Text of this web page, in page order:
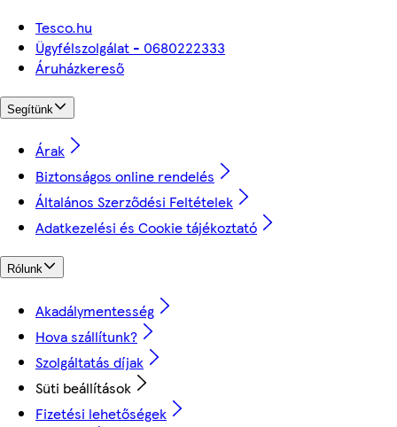
Tesco.hu
Ügyfélszolgálat - 0680222333
Áruházkereső
Segítünk
Árak
Biztonságos online rendelés
Általános Szerződési Feltételek
Adatkezelési és Cookie tájékoztató
Rólunk
Akadálymentesség
Hova szállítunk?
Szolgáltatás díjak
Süti beállítások
Fizetési lehetőségek